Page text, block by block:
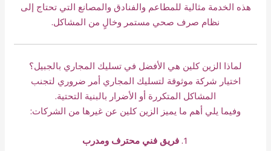
هذه الخدمة مثالية للمطاعم والفنادق والمصانع التي تحتاج إلى
نظام صرف صحي مستمر وخالٍ من المشاكل.
لماذا الزين كلين هي الأفضل في تسليك المجاري بالجبيل؟
اختيار شركة موثوقة لتسليك المجاري أمر ضروري لتجنب
المشاكل المتكررة أو الأضرار بالبنية التحتية.
وفيما يلي أهم ما يميز الزين كلين عن غيرها من الشركات:
1. فريق فني محترف ومدرب